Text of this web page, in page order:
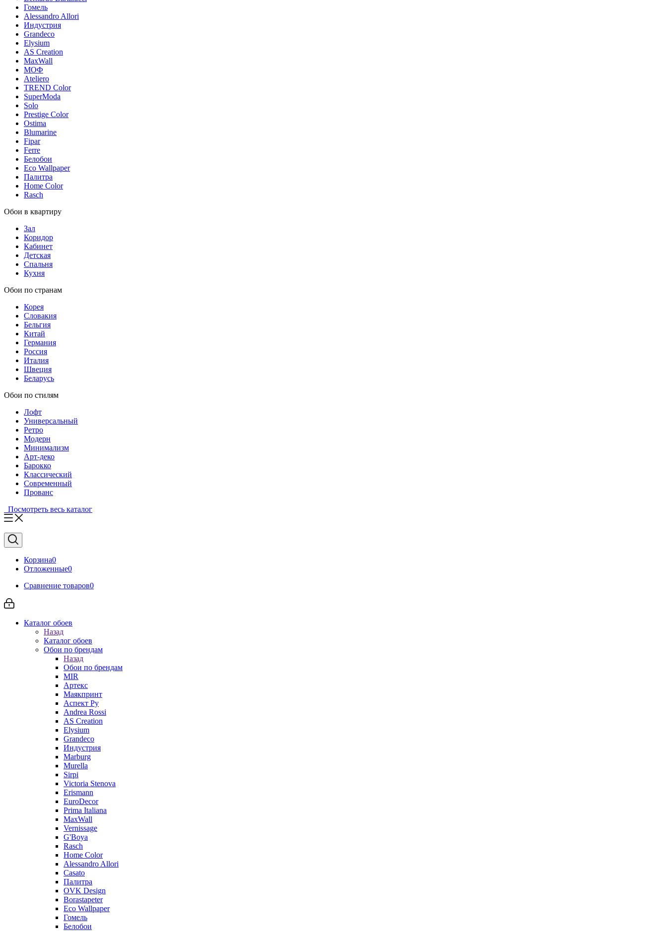
Гомель
Alessandro Allori
Индустрия
Grandeco
Elysium
AS Creation
MaxWall
МОФ
Ateliero
TREND Color
SuperModa
Solo
Prestige Color
Ostima
Blumarine
Fipar
Ferre
Белобои
Eco Wallpaper
Палитра
Home Color
Rasch
Обои в квартиру
Зал
Коридор
Кабинет
Детская
Спальня
Кухня
Обои по странам
Корея
Словакия
Бельгия
Китай
Германия
Россия
Италия
Швеция
Беларусь
Обои по стилям
Лофт
Универсальный
Ретро
Модерн
Минимализм
Арт-деко
Барокко
Классический
Современный
Прованс
Посмотреть весь каталог
Корзина0
Отложенные0
Сравнение товаров0
Каталог обоев
Назад
Каталог обоев
Обои по брендам
Назад
Обои по брендам
MIR
Артекс
Маякпринт
Аспект Ру
Andrea Rossi
AS Creation
Elysium
Grandeco
Индустрия
Marburg
Murella
Sirpi
Victoria Stenova
Erismann
EuroDecor
Prima Italiana
MaxWall
Vernissage
G'Boya
Rasch
Home Color
Alessandro Allori
Casato
Палитра
OVK Design
Borastapeter
Eco Wallpaper
Гомель
Белобои